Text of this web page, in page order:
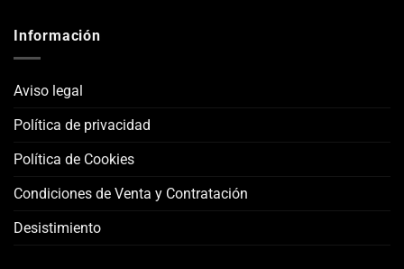
Información
Aviso legal
Política de privacidad
Política de Cookies
Condiciones de Venta y Contratación
Desistimiento